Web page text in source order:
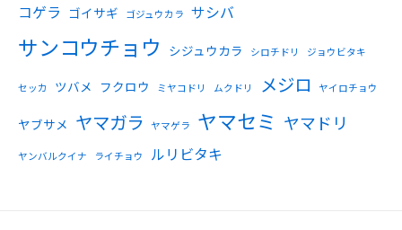
コゲラ ゴイサギ ゴジュウカラ サシバ
サンコウチョウ シジュウカラ シロチドリ ジョウビタキ
セッカ ツバメ フクロウ ミヤコドリ ムクドリ メジロ ヤイロチョウ
ヤブサメ ヤマガラ ヤマゲラ ヤマセミ ヤマドリ
ヤンバルクイナ ライチョウ ルリビタキ